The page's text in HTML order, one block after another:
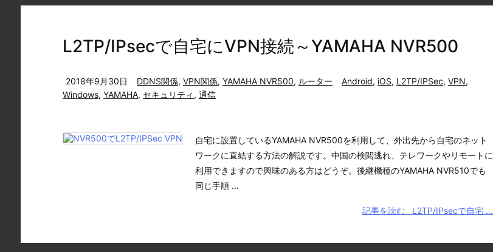
L2TP/IPsecで自宅にVPN接続～YAMAHA NVR500
2018年9月30日 DDNS関係, VPN関係, YAMAHA NVR500, ルーター Android, iOS, L2TP/IPSec, VPN,
Windows, YAMAHA, セキュリティ , 通信
自宅に設置しているYAMAHA NVR500を利用して、外出先から自宅のネット
ワークに直結する方法の解説です。中国の検閲逃れ、テレワークやリモートに
利用できますので興味のある方はどうぞ。後継機種のYAMAHA NVR510でも
同じ手順 ...
記事を読む L2TP/IPsecで自宅 ...